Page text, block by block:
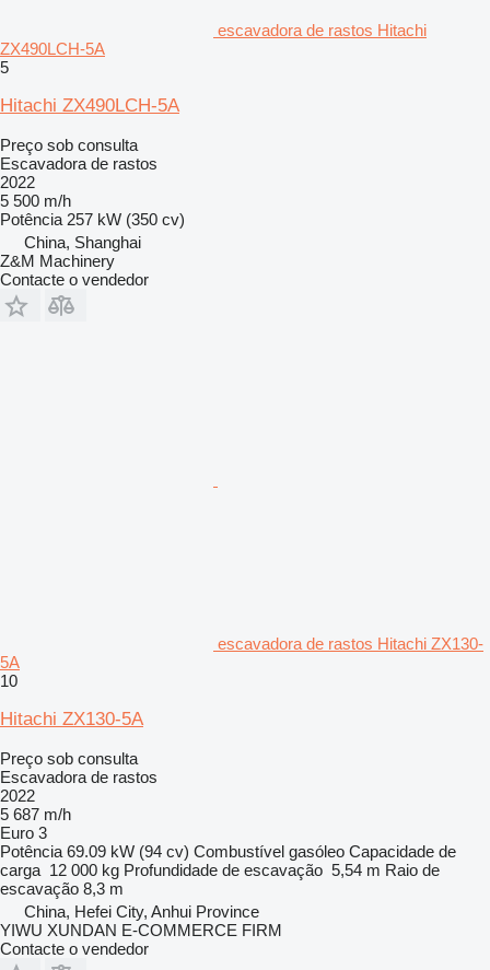
escavadora de rastos Hitachi
ZX490LCH-5A
5
Hitachi ZX490LCH-5A
Preço sob consulta
Escavadora de rastos
2022
5 500 m/h
Potência 257 kW (350 cv)
China, Shanghai
Z&M Machinery
Contacte o vendedor
escavadora de rastos Hitachi ZX130-
5A
10
Hitachi ZX130-5A
Preço sob consulta
Escavadora de rastos
2022
5 687 m/h
Euro 3
Potência 69.09 kW (94 cv) Combustível gasóleo Capacidade de
carga 12 000 kg Profundidade de escavação 5,54 m Raio de
escavação 8,3 m
China, Hefei City, Anhui Province
YIWU XUNDAN E-COMMERCE FIRM
Contacte o vendedor